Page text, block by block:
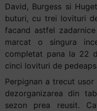
David, Burgess si
buturi, cu trei lovituri
facand astfel
marcat o singura
completat pana la 22
cinci lovituri de
Perpignan a trecut
dezorganizarea din
sezon prea reusit.